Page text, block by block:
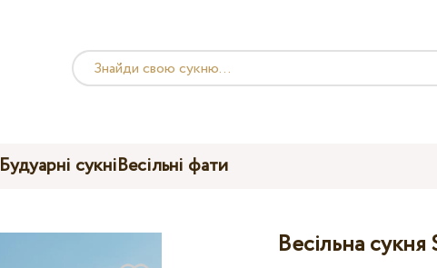
Будуарні сукніВесільні фати
Весільна